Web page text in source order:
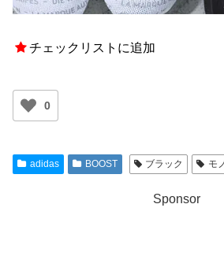
チェックリストに追加
0
adidas BOOST ブラック モ
Sponsor